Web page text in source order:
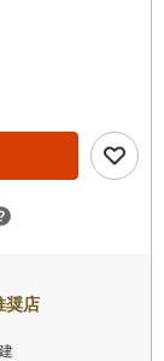
奨店